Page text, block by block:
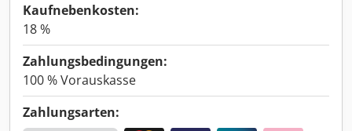
Kaufnebenkosten:
18 %
Zahlungsbedingungen:
100 % Vorauskasse
Zahlungsarten: